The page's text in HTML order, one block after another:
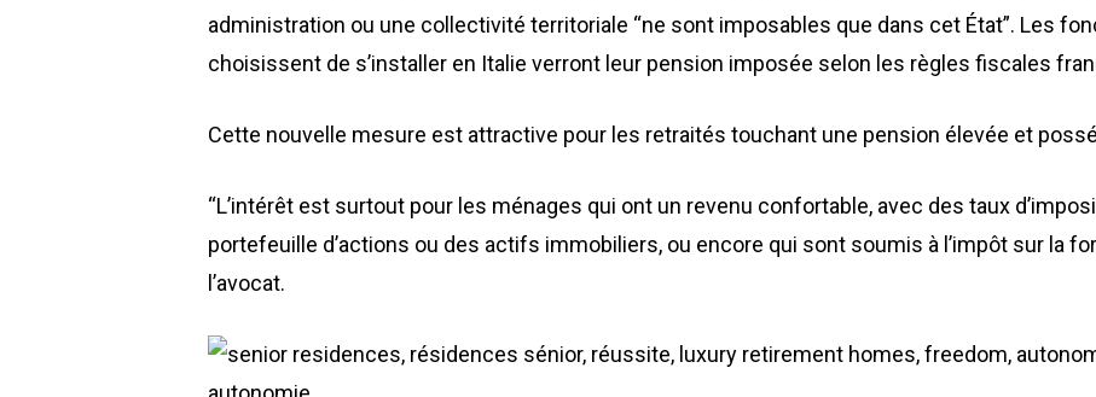
administration ou une collectivité territoriale “ne sont imposables que dans cet État”. Les
choisissent de s’installer en Italie verront leur pension imposée selon les règles fiscales
Cette nouvelle mesure est attractive pour les retraités touchant une pension élevée et
“L’intérêt est surtout pour les ménages qui ont un revenu confortable, avec des taux
portefeuille d’actions ou des actifs immobiliers, ou encore qui sont soumis à l’impôt sur la
l’avocat.